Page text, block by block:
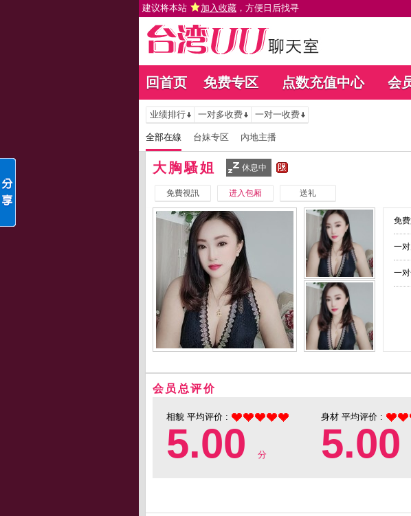
建议将本站 加入收藏 ，方便日后找寻
回首页 免费专区 点数充值中心 会
业绩排行 一对多收费 一对一收费
全部在線 台妹专区 內地主播
大胸騷姐 休息中
免費視訊 进入包厢 送礼
免
一
一
会员总评价
相貌 平均评价 :
5.00 分
身材 平均评价 :
5.00